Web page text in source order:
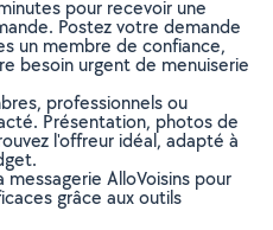
pour recevoir une
Postez votre demande
un membre de confiance,
besoin urgent de menuiserie
professionnels ou
Présentation, photos de
l'offreur idéal, adapté à
AlloVoisins pour
grâce aux outils